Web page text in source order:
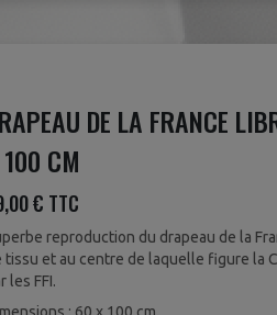
DE LA FRANCE
CM
€ TTC
reproduction du drapeau de la
tissu et au centre de laquelle figure la
les FFI.